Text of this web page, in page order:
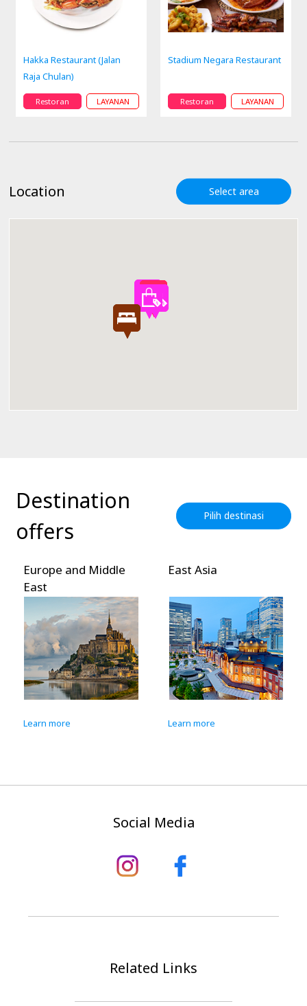
Hakka Restaurant (Jalan
Raja Chulan)
Restoran LAYANAN
Stadium Negara Restaurant
Restoran LAYANAN
Location Select area
Destination
offers
Pilih destinasi
Europe and Middle
East
Learn more
East Asia
Learn more
Social Media
Related Links